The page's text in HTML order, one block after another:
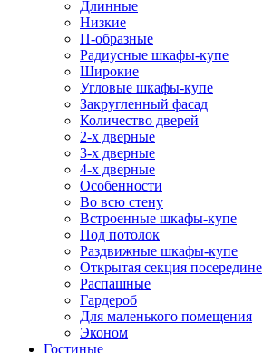
Длинные
Низкие
П-образные
Радиусные шкафы-купе
Широкие
Угловые шкафы-купе
Закругленный фасад
Количество дверей
2-х дверные
3-х дверные
4-х дверные
Особенности
Во всю стену
Встроенные шкафы-купе
Под потолок
Раздвижные шкафы-купе
Открытая секция посередине
Распашные
Гардероб
Для маленького помещения
Эконом
Гостиные